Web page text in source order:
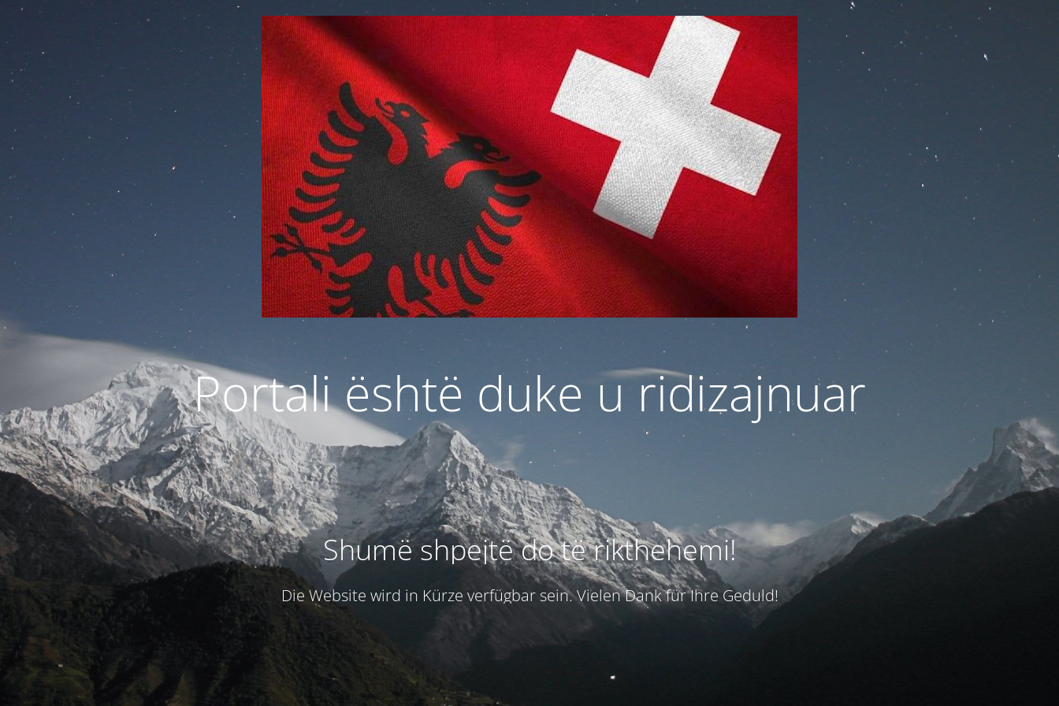
Portali është duke u ridizajnuar
Shumë shpejtë do të rikthehemi!
Die Website wird in Kürze verfügbar sein. Vielen Dank für Ihre Geduld!